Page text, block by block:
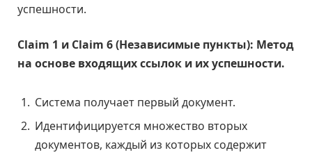
успешности.
Claim 1 и Claim 6 (Независимые пункты): Метод
на основе входящих ссылок и их успешности.
Система получает первый документ.
Идентифицируется множество вторых
документов, каждый из которых содержит